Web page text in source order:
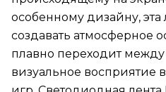
особенному дизайну, эта
создавать атмосферное
плавно переходит
визуальное восприятие